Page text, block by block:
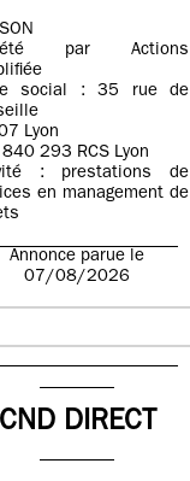
par Actions
social : 35 rue de
Lyon
293 RCS Lyon
: prestations de
en management de
Annonce parue le
07/08/2026
CND DIRECT